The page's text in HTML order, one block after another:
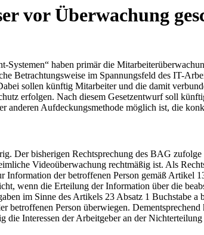
vor Überwachung
haben primär die
Betrachtungsweise im Spannungsfeld des IT-
sollen künftig Mitarbeiter und die damit
erfolgen. Nach diesem Gesetzentwurf soll
anderen Aufdeckungsmethode möglich ist, die
Der bisherigen Rechtsprechung des BAG
Videoüberwachung rechtmäßig ist. Als
der betroffenen Person gemäß Artikel
wenn die Erteilung der Information über die
im Sinne des Artikels 23 Absatz 1 Buchstabe
betroffenen Person überwiegen.
die Interessen der Arbeitgeber an der